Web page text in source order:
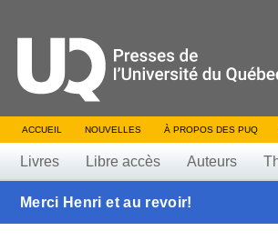
ACCUEIL NOUVELLES À PROPOS DES PUQ
Livres Libre accès Auteurs
Merci Henri et au revoir!